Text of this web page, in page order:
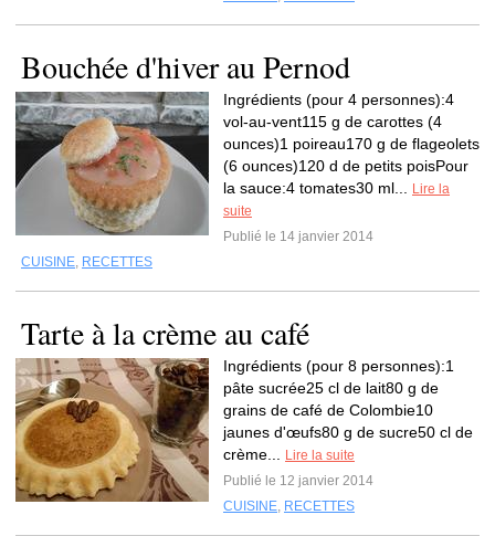
Bouchée d'hiver au Pernod
Ingrédients (pour 4 personnes):4
vol-au-vent115 g de carottes (4
ounces)1 poireau170 g de flageolets
(6 ounces)120 d de petits poisPour
la sauce:4 tomates30 ml...
Lire la
suite
Publié le 14 janvier 2014
CUISINE, RECETTES
Tarte à la crème au café
Ingrédients (pour 8 personnes):1
pâte sucrée25 cl de lait80 g de
grains de café de Colombie10
jaunes d'œufs80 g de sucre50 cl de
crème...
Lire la suite
Publié le 12 janvier 2014
CUISINE, RECETTES